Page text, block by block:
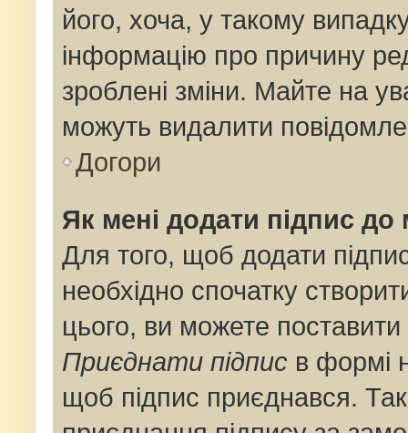
його, хоча, у такому
інформацію про причину
зроблені зміни. Майте на
можуть видалити
Догори
Як мені додати підпис
Для того, щоб додати
необхідно спочатку
цього, ви можете
Приєднати підпис в формі
щоб підпис приєднався.